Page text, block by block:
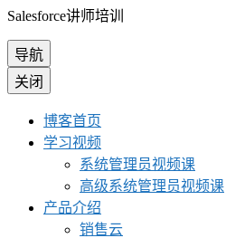
Salesforce讲师培训
导航
关闭
博客首页
学习视频
系统管理员视频课
高级系统管理员视频课
产品介绍
销售云